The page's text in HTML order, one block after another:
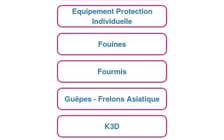
Equipement Protection
Individuelle
Fouines
Fourmis
Guêpes - Frelons Asiatique
K3D